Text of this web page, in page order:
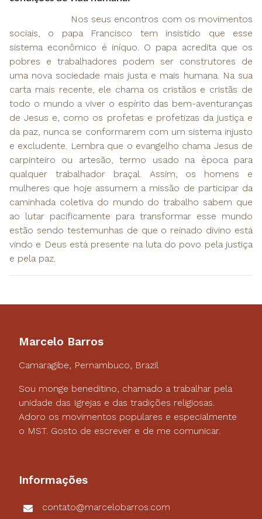
Nos seus encontros com os movimentos
sociais, o papa Francisco tem insistido que esse
sistema econômico é iníquo. O papa acredita que os
pobres e trabalhadores podem ser construtores de
uma nova sociedade mais justa e mais humana. Na sua
carta mais recente, ele chama os cristãos e cristãs de
todo o mundo a viver o espírito das bem-aventuranças
de Jesus e, como os profetas e profetizas da justiça e
da paz, nunca se conformarem com um sistema injusto
e excludente. Lembra que o evangelho chama Jesus de
carpinteiro ou artesão, termo usado na época para
qualquer trabalhador braçal. Assim, os homens e
mulheres que hoje assumem a missão de participar da
caminhada coletiva do mundo do trabalho sabem que
ao lutar pacificamente para transformar esse mundo
estão sendo testemunhas de que o reinado divino está
vindo e Deus está presente na luta do povo pela justiça
e pela paz.
Marcelo Barros
Camaragibe, Pernambuco, Brazil
Sou monge beneditino, chamado a trabalhar pela
unidade das Igrejas e das tradições religiosas.
Adoro os movimentos populares e especialmente
o MST. Gosto de escrever e de me comunicar.
Informações
contato@marcelobarros.com